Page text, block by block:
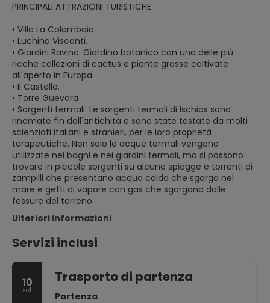
PRINCIPALI ATTRAZIONI TURISTICHE
• Villa La Colombaia.
• Luchino Visconti.
• Giardini Ravino. Giardino botanico con una delle più
ricche collezioni di cactus e piante grasse coltivate
all'aperto in Europa.
• Il Castello.
• Torre Guevara
• Sorgenti termali. Le sorgenti termali di Ischias sono
rinomate fin dall'antichità e sono state testate da molti
scienziati italiani e stranieri, per le loro proprietà
terapeutiche. Non solo le acque termali vengono
utilizzate nei bagni e nei giardini termali, ma si possono
trovare in piccole sorgenti su alcune spiagge e torrenti di
zampilli che presentano acqua calda che sgorga nel
mare e getti di vapore con gas che sgorgano dalle
fessure del terreno.
Ulteriori informazioni
Servizi inclusi
10
set
Trasporto di partenza
Partenza